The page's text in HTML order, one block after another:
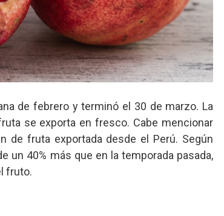
de febrero y terminó el 30 de marzo. La
se exporta en fresco. Cabe mencionar
de fruta exportada desde el Perú. Según
un 40% más que en la temporada pasada,
fruto.